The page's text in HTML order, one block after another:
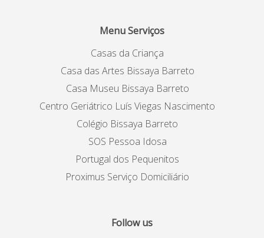
Menu Serviços
Casas da Criança
Casa das Artes Bissaya Barreto
Casa Museu Bissaya Barreto
Centro Geriátrico Luís Viegas Nascimento
Colégio Bissaya Barreto
SOS Pessoa Idosa
Portugal dos Pequenitos
Proximus Serviço Domiciliário
Follow us